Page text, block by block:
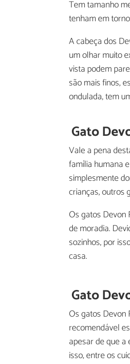
Tem tamanho
tenham em
A cabeça dos
um olhar muito
vista podem
são mais finos,
ondulada, tem
Gato
Vale a pena
família humana
simplesmente
crianças, outros
Os gatos Devon
de moradia.
sozinhos, por
casa.
Gato
Os gatos Devon
recomendável
apesar de que
isso, entre os